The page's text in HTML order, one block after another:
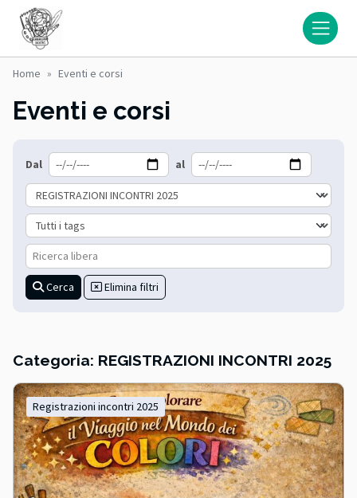
Home Eventi e corsi
Eventi e corsi
Dal Da data al a data
Categoria
Tags
Ricerca libera
Cerca Elimina filtri
Categoria: REGISTRAZIONI INCONTRI 2025
registrazioni incontri 2025